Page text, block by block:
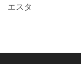
エスタ